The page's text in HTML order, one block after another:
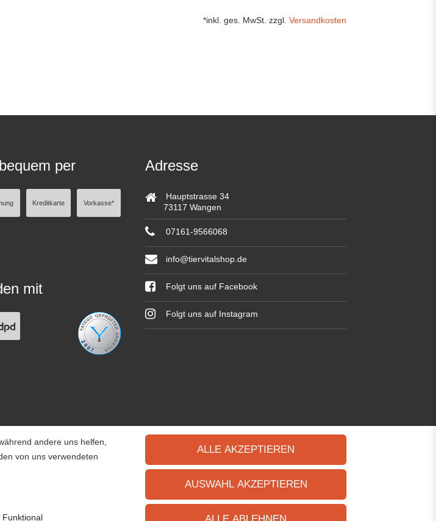
*inkl. ges. MwSt. zzgl. Versandkosten
per
Kreditkarte Vorkasse*
mit
Adresse
Hauptstrasse 34
73117 Wangen
07161-9566068
info@tiervitalshop.de
Folgt uns auf Facebook
Folgt uns auf Instagram
andere uns helfen,
von uns verwendeten
Funktional
ALLE AKZEPTIEREN
AUSWAHL AKZEPTIEREN